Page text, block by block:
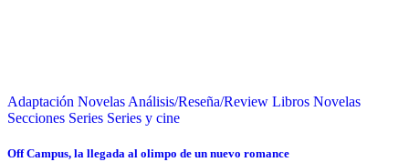
Adaptación Novelas Análisis/Reseña/Review Libros Novelas
Secciones Series Series y cine
Off Campus, la llegada al olimpo de un nuevo romance